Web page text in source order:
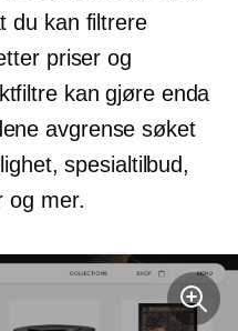
du kan filtrere
priser og
kan gjøre enda
avgrense søket
spesialtilbud,
og mer.